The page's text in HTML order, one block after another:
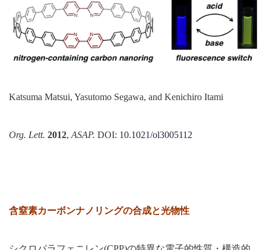
Katsuma Matsui, Yasutomo Segawa, and Kenichiro Itami
Org. Lett. 2012, ASAP. DOI: 10.1021/ol3005112
含窒素カーボンナノリングの合成と光物性